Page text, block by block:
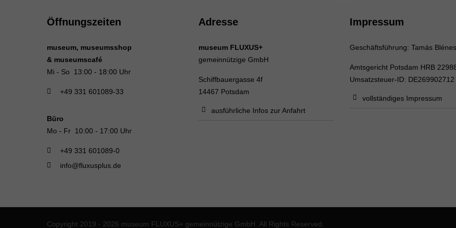
Öffnungszeiten
museum, museumsshop
& museumscafé
Mi - So 13:00 - 18:00 Uhr
+49 331 601089-33
Büro
Mo - Fr 10:00 - 17:00 Uhr
+49 331 601089-0
info@fluxusplus.de
Adresse
museum FLUXUS+
gemeinnützige GmbH
Schiffbauergasse 4f
14467 Potsdam
ausführliche Infos zur Anfahrt
Impressum
Geschäftsführung: Tamás
Amtsgericht Potsdam HRB
Umsatzsteuer-ID: DE269902712
vollständiges Impressum
Copyright 2019 - 2026 museum FLUXUS+ gemeinnützige GmbH. All Rights Reserved.